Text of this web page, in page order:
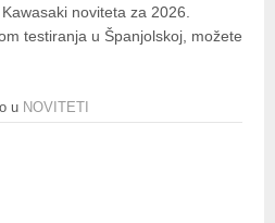
noviteta za 2026.
testiranja u Španjolskoj, možete
u NOVITETI